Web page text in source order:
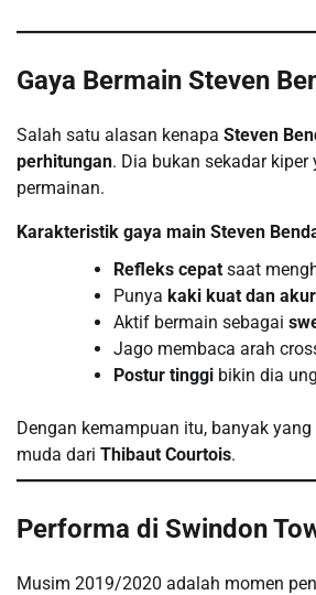
Gaya Bermain Steven
Salah satu alasan kenapa Steven
perhitungan. Dia bukan sekadar
permainan.
Karakteristik gaya main Steven
Refleks cepat saat
Punya kaki kuat dan
Aktif bermain sebagai
Jago membaca arah
Postur tinggi bikin dia
Dengan kemampuan itu, banyak
muda dari Thibaut Courtois.
Performa di Swindon
Musim 2019/2020 adalah momen